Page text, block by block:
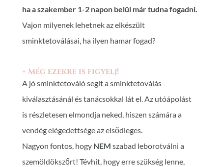
ha a szakember 1-2 napon belül már tudna fogadni.
Vajon milyenek lehetnek az elkészült
sminktetoválásai, ha ilyen hamar fogad?
+ Még ezekre is figyelj!
A jó sminktetováló segít a sminktetoválás
kiválasztásánál és tanácsokkal lát el. Az utóápolást
is részletesen elmondja neked, hiszen számára a
vendég elégedettsége az elsődleges.
Nagyon fontos, hogy NEM szabad leborotválni a
szemöldökszőrt! Tévhit, hogy erre szükség lenne,